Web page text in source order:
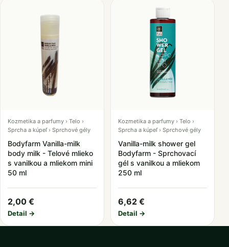
Kozmetika a parfumy › Telo ›
Sprcha a kúpeľ › Sprchové gély
Bodyfarm Vanilla-milk
body milk - Telové mlieko
s vanilkou a mliekom mini
50 ml
2,00 €
Detail →
Kozmetika a parfumy › Telo ›
Sprcha a kúpeľ › Sprchové gély
Vanilla-milk shower gel
Bodyfarm - Sprchovací
gél s vanilkou a mliekom
250 ml
6,62 €
Detail →